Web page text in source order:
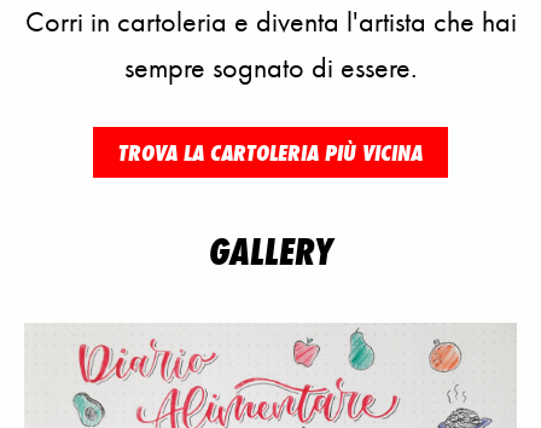
Corri in cartoleria e diventa l'artista che hai
sempre sognato di essere.
TROVA LA CARTOLERIA PIÙ VICINA
GALLERY